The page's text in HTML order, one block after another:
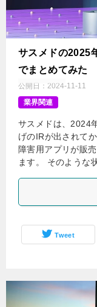
サスメドの2025
でまとめてみた
公開日： 2024-11-11
業界関連
サスメドは、2024
げのIRが出されて
障害用アプリが販
ます。 そのような
Tweet